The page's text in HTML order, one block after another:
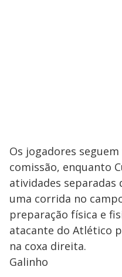
Os jogadores
comissão, enquanto
atividades
uma corrida no
preparação física e
atacante do Atlético
na coxa direita.
Galinho